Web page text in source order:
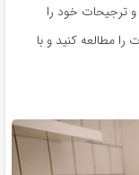
و ترجیحات خود را
مطالعه کنید و با